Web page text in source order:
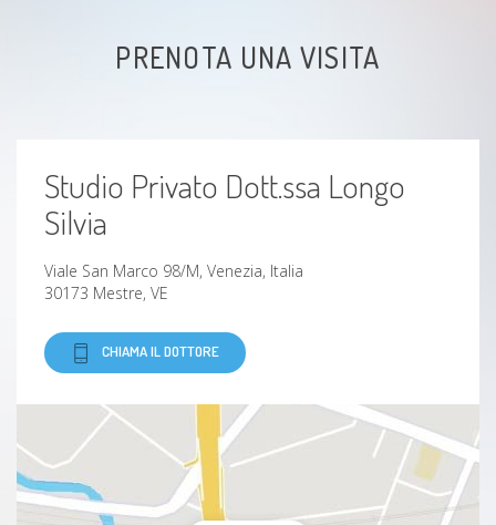
Dolore
sindrome premestruale
PRENOTA UNA VISITA
Studio Privato Dott.ssa Longo
Silvia
Viale San Marco 98/M, Venezia, Italia
30173 Mestre, VE
CHIAMA IL DOTTORE